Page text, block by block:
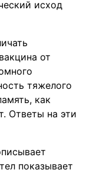
исход
от
тяжелого
как
Ответы на эти
показывает